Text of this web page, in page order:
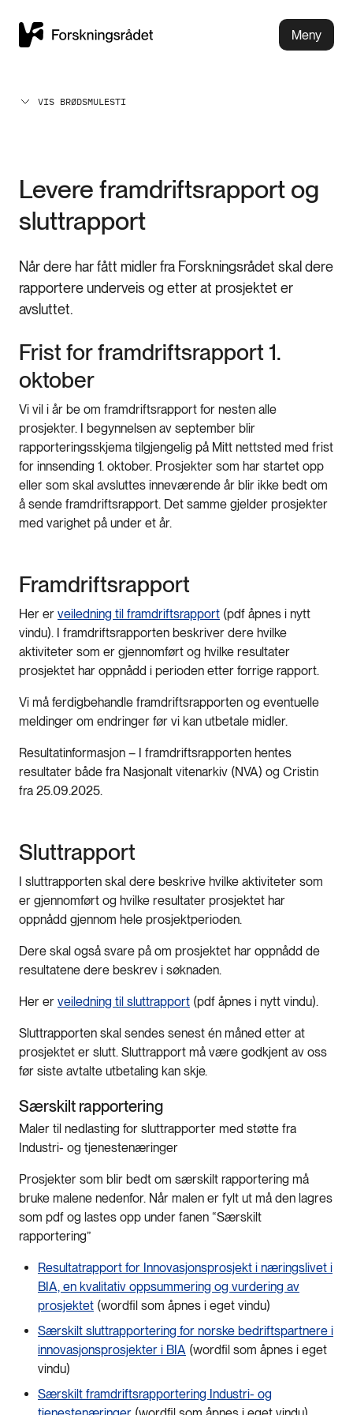
Meny
VIS BRØDSMULESTI
Levere framdriftsrapport og
sluttrapport
Når dere har fått midler fra Forskningsrådet skal dere
rapportere underveis og etter at prosjektet er
avsluttet.
Frist for framdriftsrapport 1.
oktober
Vi vil i år be om framdriftsrapport for nesten alle
prosjekter. I begynnelsen av september blir
rapporteringsskjema tilgjengelig på Mitt nettsted med frist
for innsending 1. oktober. Prosjekter som har startet opp
eller som skal avsluttes inneværende år blir ikke bedt om
å sende framdriftsrapport. Det samme gjelder prosjekter
med varighet på under et år.
Framdriftsrapport
Her er veiledning til framdriftsrapport (pdf åpnes i nytt
vindu). I framdriftsrapporten beskriver dere hvilke
aktiviteter som er gjennomført og hvilke resultater
prosjektet har oppnådd i perioden etter forrige rapport.
Vi må ferdigbehandle framdriftsrapporten og eventuelle
meldinger om endringer før vi kan utbetale midler.
Resultatinformasjon – I framdriftsrapporten hentes
resultater både fra Nasjonalt vitenarkiv (NVA) og Cristin
fra 25.09.2025.
Sluttrapport
I sluttrapporten skal dere beskrive hvilke aktiviteter som
er gjennomført og hvilke resultater prosjektet har
oppnådd gjennom hele prosjektperioden.
Dere skal også svare på om prosjektet har oppnådd de
resultatene dere beskrev i søknaden.
Her er veiledning til sluttrapport (pdf åpnes i nytt vindu).
Sluttrapporten skal sendes senest én måned etter at
prosjektet er slutt. Sluttrapport må være godkjent av oss
før siste avtalte utbetaling kan skje.
Særskilt rapportering
Maler til nedlasting for sluttrapporter med støtte fra
Industri- og tjenestenæringer
Prosjekter som blir bedt om særskilt rapportering må
bruke malene nedenfor. Når malen er fylt ut må den lagres
som pdf og lastes opp under fanen “Særskilt
rapportering”
Resultatrapport for Innovasjonsprosjekt i næringslivet i
BIA, en kvalitativ oppsummering og vurdering av
prosjektet (wordfil som åpnes i eget vindu)
Særskilt sluttrapportering for norske bedriftspartnere i
innovasjonsprosjekter i BIA (wordfil som åpnes i eget
vindu)
Særskilt framdriftsrapportering Industri- og